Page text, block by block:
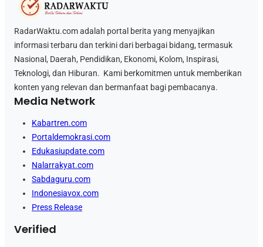
RadarWaktu.com adalah portal berita yang menyajikan
informasi terbaru dan terkini dari berbagai bidang, termasuk
Nasional, Daerah, Pendidikan, Ekonomi, Kolom, Inspirasi,
Teknologi, dan Hiburan. Kami berkomitmen untuk memberikan
konten yang relevan dan bermanfaat bagi pembacanya.
Media Network
Kabartren.com
Portaldemokrasi.com
Edukasiupdate.com
Nalarrakyat.com
Sabdaguru.com
Indonesiavox.com
Press Release
Verified